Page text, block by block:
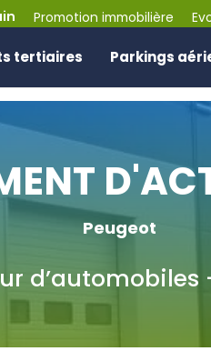
Promotion immobilière
tertiaires Parkings
Peugeot
d’automobiles